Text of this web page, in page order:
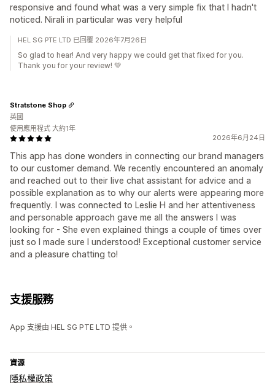
responsive and found what was a very simple fix that I hadn't
noticed. Nirali in particular was very helpful
HEL SG PTE LTD 已回覆 2026年7月26日
So glad to hear! And very happy we could get that fixed for you.
Thank you for your review! 💚
2026年6月24日
This app has done wonders in connecting our brand managers
to our customer demand. We recently encountered an anomaly
and reached out to their live chat assistant for advice and a
possible explanation as to why our alerts were appearing more
frequently. I was connected to Leslie H and her attentiveness
and personable approach gave me all the answers I was
looking for - She even explained things a couple of times over
just so I made sure I understood! Exceptional customer service
and a pleasure chatting to!
Stratstone Shop
英國
使用應用程式 大約1年
支援服務
App 支援由 HEL SG PTE LTD 提供。
資源
隱私權政策